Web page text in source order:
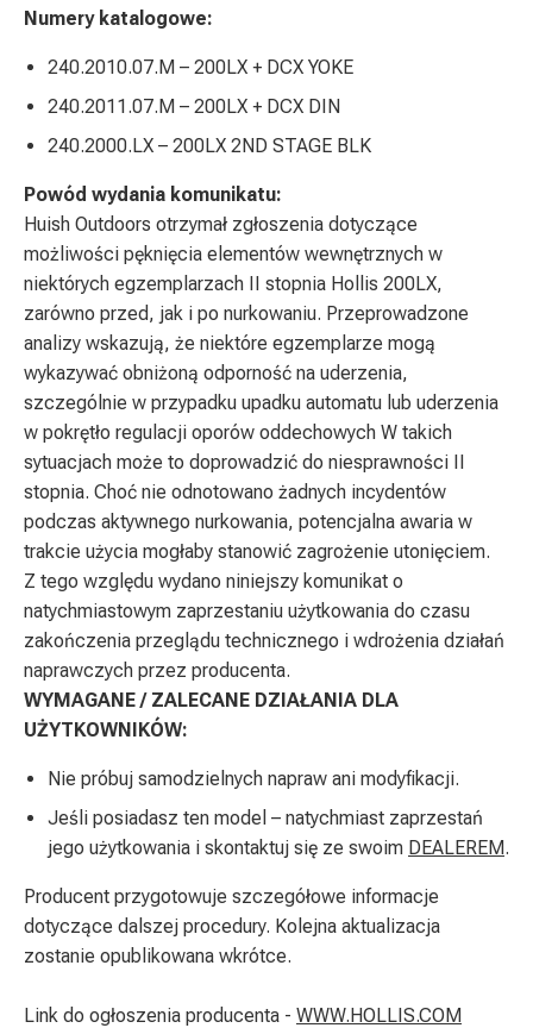
Numery katalogowe:
240.2010.07.M – 200LX + DCX YOKE
240.2011.07.M – 200LX + DCX DIN
240.2000.LX – 200LX 2ND STAGE BLK
Powód wydania komunikatu:
Huish Outdoors otrzymał zgłoszenia dotyczące
możliwości pęknięcia elementów wewnętrznych w
niektórych egzemplarzach II stopnia Hollis 200LX,
zarówno przed, jak i po nurkowaniu. Przeprowadzone
analizy wskazują, że niektóre egzemplarze mogą
wykazywać obniżoną odporność na uderzenia,
szczególnie w przypadku upadku automatu lub uderzenia
w pokrętło regulacji oporów oddechowych W takich
sytuacjach może to doprowadzić do niesprawności II
stopnia. Choć nie odnotowano żadnych incydentów
podczas aktywnego nurkowania, potencjalna awaria w
trakcie użycia mogłaby stanowić zagrożenie utonięciem.
Z tego względu wydano niniejszy komunikat o
natychmiastowym zaprzestaniu użytkowania do czasu
zakończenia przeglądu technicznego i wdrożenia działań
naprawczych przez producenta.
WYMAGANE / ZALECANE DZIAŁANIA DLA
UŻYTKOWNIKÓW:
Nie próbuj samodzielnych napraw ani modyfikacji.
Jeśli posiadasz ten model – natychmiast zaprzestań
jego użytkowania i skontaktuj się ze swoim DEALEREM.
Producent przygotowuje szczegółowe informacje
dotyczące dalszej procedury. Kolejna aktualizacja
zostanie opublikowana wkrótce.
Link do ogłoszenia producenta - WWW.HOLLIS.COM